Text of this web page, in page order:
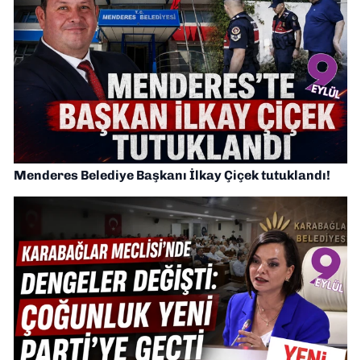
Menderes Belediye Başkanı İlkay Çiçek tutuklandı!